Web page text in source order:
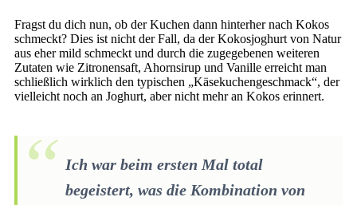
Fragst du dich nun, ob der Kuchen dann hinterher nach Kokos
schmeckt? Dies ist nicht der Fall, da der Kokosjoghurt von Natur
aus eher mild schmeckt und durch die zugegebenen weiteren
Zutaten wie Zitronensaft, Ahornsirup und Vanille erreicht man
schließlich wirklich den typischen „Käsekuchengeschmack“, der
vielleicht noch an Joghurt, aber nicht mehr an Kokos erinnert.
Ich war beim ersten Mal total
begeistert, was die Kombination von